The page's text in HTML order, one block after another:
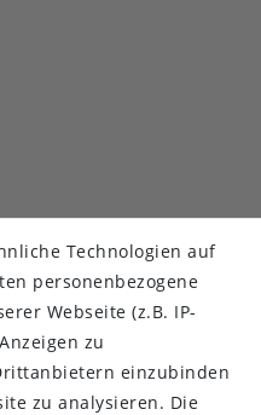
Technologien auf
personenbezogene
Webseite (z.B. IP-
zu
einzubinden
zu analysieren. Die